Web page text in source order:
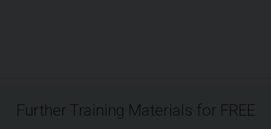
Further Training Materials for FREE